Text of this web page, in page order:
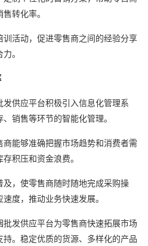
转化率。
活动，促进零售商之间的经验分享
。
供应平台积极引入信息化管理系
销售等环节的智能化管理。
能够准确把握市场趋势和消费者需
积压和资金浪费。
，使零售商随时随地完成采购操
度，推动业务快速发展。
发供应平台为零售商快速拓展市场
。稳定优质的货源、多样化的产品